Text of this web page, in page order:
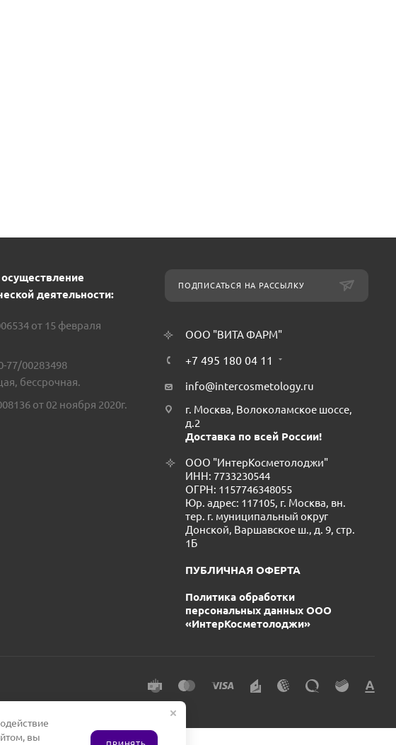
деятельности:
от 15 февраля
77/00283498
бессрочная.
от 02 ноября 2020г.
ПОДПИСАТЬСЯ НА РАССЫЛКУ
ООО "ВИТА ФАРМ"
+7 495 180 04 11
info@intercosmetology.ru
г. Москва, Волоколамское шоссе,
д.2
Доставка по всей России!
ООО "ИнтерКосметолоджи"
ИНН: 7733230544
ОГРН: 1157746348055
Юр. адрес: 117105, г. Москва, вн.
тер. г. муниципальный округ
Донской, Варшавское ш., д. 9, стр.
1Б
ПУБЛИЧНАЯ ОФЕРТА
Политика обработки
персональных данных ООО
«ИнтерКосметолоджи»
вы